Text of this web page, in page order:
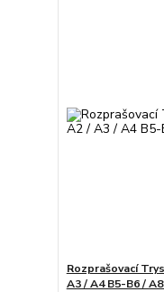
Rozprašovací
A3 / A4 B5-B6 /